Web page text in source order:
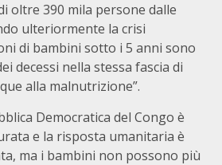
oltre 390 mila persone dalle
ulteriormente la crisi
di bambini sotto i 5 anni sono
decessi nella stessa fascia di
alla malnutrizione”.
Democratica del Congo è
e la risposta umanitaria è
ma i bambini non possono più